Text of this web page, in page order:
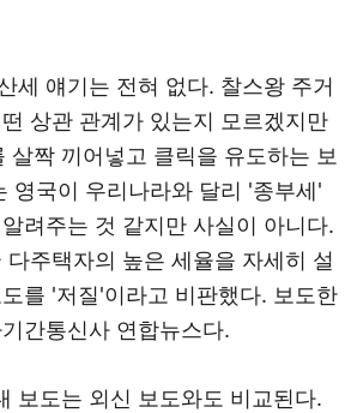
세 얘기는 전혀 없다. 찰스왕 주거
상관 관계가 있는지 모르겠지만
살짝 끼어넣고 클릭을 유도하는 보
영국이 우리나라와 달리 '종부세'
려주는 것 같지만 사실이 아니다.
주택자의 높은 세율을 자세히 설
를 '저질'이라고 비판했다. 보도한
간통신사 연합뉴스다.
보도는 외신 보도와도 비교된다.